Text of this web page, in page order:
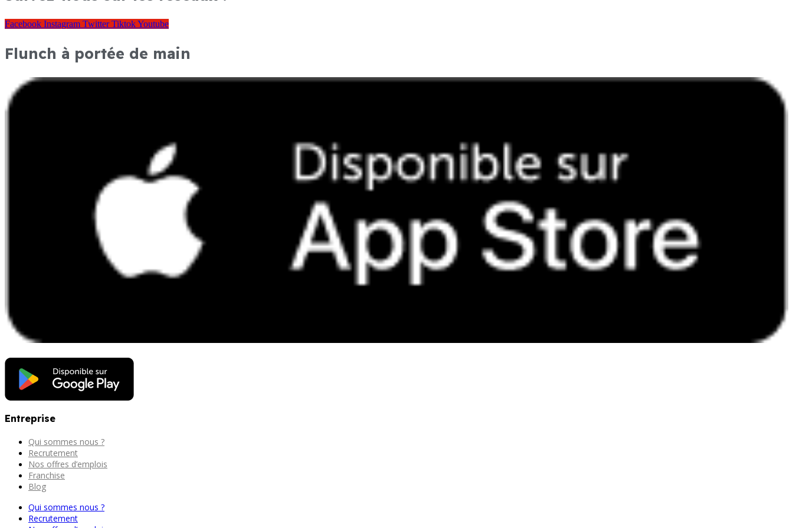
Facebook Instagram Twitter TiktokYoutube
Flunch à portée de main
Entreprise
Qui sommes nous ?
Recrutement
Nos offres d’emplois
Franchise
Blog
Qui sommes nous ?
Recrutement